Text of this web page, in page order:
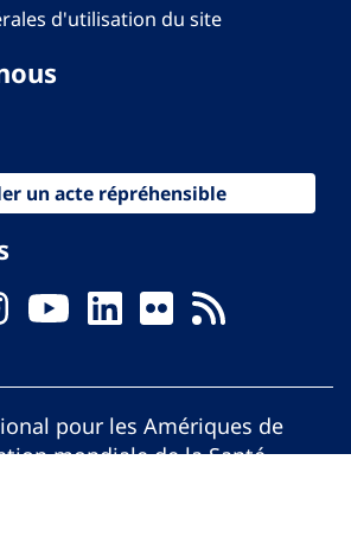
d'utilisation du site
un acte répréhensible
pour les Amériques de
mondiale de la Santé